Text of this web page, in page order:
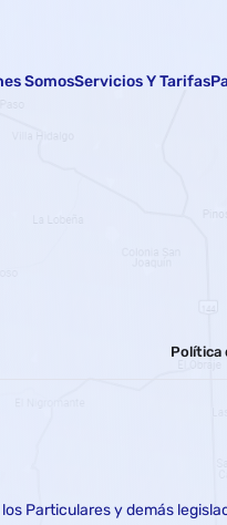
SomosServicios Y Tarifas
Política
Particulares y demás